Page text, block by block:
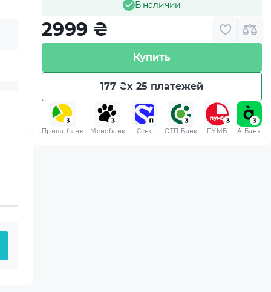
В наличии
2999 ₴
Купить
177 ₴x 25 платежей
Приватбанк Монобанк Сенс ОТП Банк ПУМБ A-Банк